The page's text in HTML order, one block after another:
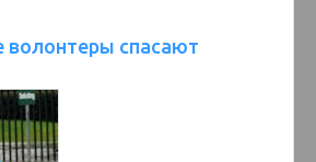
волонтеры спасают